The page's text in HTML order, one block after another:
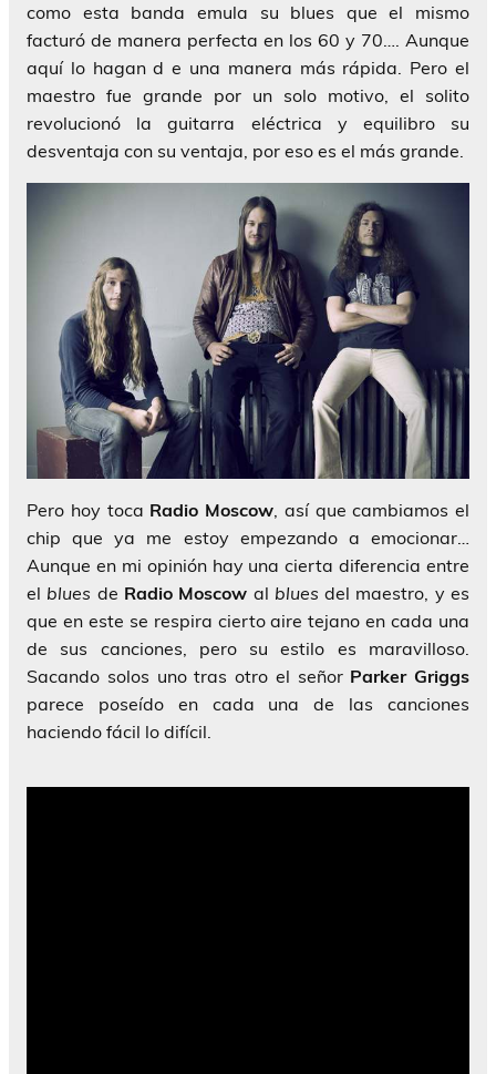
como esta banda emula su blues que el mismo
facturó de manera perfecta en los 60 y 70…. Aunque
aquí lo hagan d e una manera más rápida. Pero el
maestro fue grande por un solo motivo, el solito
revolucionó la guitarra eléctrica y equilibro su
desventaja con su ventaja, por eso es el más grande.
Pero hoy toca Radio Moscow , así que cambiamos el
chip que ya me estoy empezando a emocionar…
Aunque en mi opinión hay una cierta diferencia entre
el blues de Radio Moscow al blues del maestro, y es
que en este se respira cierto aire tejano en cada una
de sus canciones, pero su estilo es maravilloso.
Sacando solos uno tras otro el señor Parker Griggs
parece poseído en cada una de las canciones
haciendo fácil lo difícil.